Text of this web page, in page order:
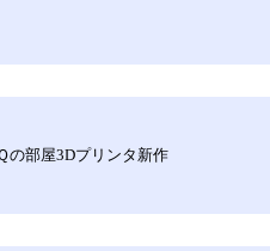
の部屋3Dプリンタ新作